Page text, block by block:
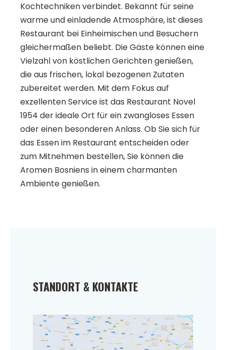
Kochtechniken verbindet. Bekannt für seine
warme und einladende Atmosphäre, ist dieses
Restaurant bei Einheimischen und Besuchern
gleichermaßen beliebt. Die Gäste können eine
Vielzahl von köstlichen Gerichten genießen,
die aus frischen, lokal bezogenen Zutaten
zubereitet werden. Mit dem Fokus auf
exzellenten Service ist das Restaurant Novel
1954 der ideale Ort für ein zwangloses Essen
oder einen besonderen Anlass. Ob Sie sich für
das Essen im Restaurant entscheiden oder
zum Mitnehmen bestellen, Sie können die
Aromen Bosniens in einem charmanten
Ambiente genießen.
STANDORT & KONTAKTE